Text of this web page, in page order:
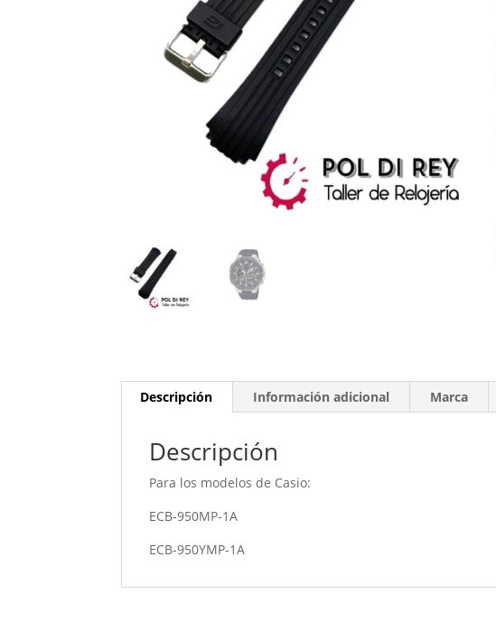
Descripción Información adicional Marca
Descripción
Para los modelos de Casio:
ECB-950MP-1A
ECB-950YMP-1A